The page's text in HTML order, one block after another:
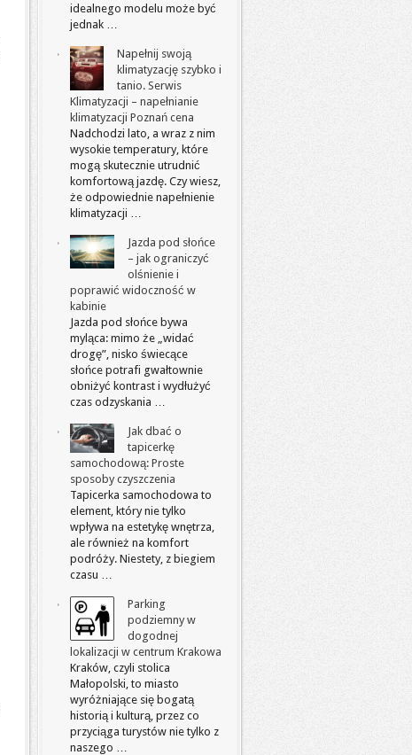
idealnego modelu może być
jednak …
Napełnij swoją
klimatyzację szybko i
tanio. Serwis
Klimatyzacji – napełnianie
klimatyzacji Poznań cena
Nadchodzi lato, a wraz z nim
wysokie temperatury, które
mogą skutecznie utrudnić
komfortową jazdę. Czy wiesz,
że odpowiednie napełnienie
klimatyzacji …
Jazda pod słońce
– jak ograniczyć
olśnienie i
poprawić widoczność w
kabinie
Jazda pod słońce bywa
myląca: mimo że „widać
drogę”, nisko świecące
słońce potrafi gwałtownie
obniżyć kontrast i wydłużyć
czas odzyskania …
Jak dbać o
tapicerkę
samochodową: Proste
sposoby czyszczenia
Tapicerka samochodowa to
element, który nie tylko
wpływa na estetykę wnętrza,
ale również na komfort
podróży. Niestety, z biegiem
czasu …
Parking
podziemny w
dogodnej
lokalizacji w centrum Krakowa
Kraków, czyli stolica
Małopolski, to miasto
wyróżniające się bogatą
historią i kulturą, przez co
przyciąga turystów nie tylko z
naszego …